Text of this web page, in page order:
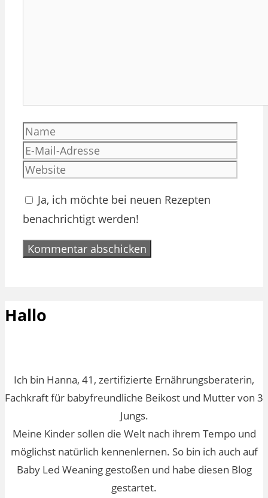
Name
Ja, ich möchte bei neuen Rezepten
benachrichtigt werden!
Hallo
Ich bin Hanna, 41, zertifizierte Ernährungsberaterin,
Fachkraft für babyfreundliche Beikost und Mutter von 3
Jungs.
Meine Kinder sollen die Welt nach ihrem Tempo und
möglichst natürlich kennenlernen. So bin ich auch auf
Baby Led Weaning gestoßen und habe diesen Blog
gestartet.